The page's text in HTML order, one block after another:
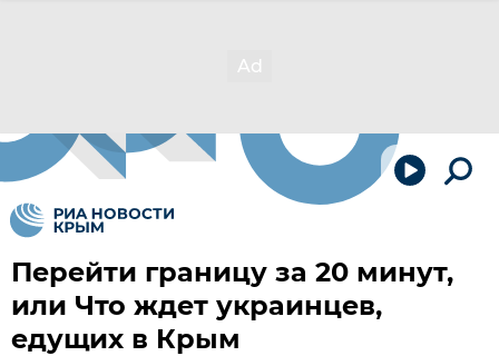
Перейти границу за 20 минут,
или Что ждет украинцев,
едущих в Крым